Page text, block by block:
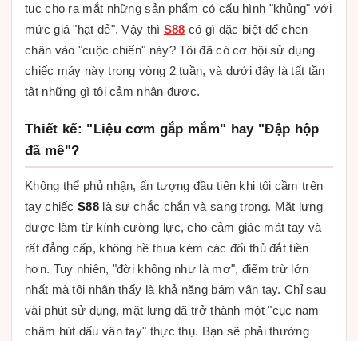
tục cho ra mắt những sản phẩm có cấu hình "khủng" với
mức giá "hạt dẻ". Vậy thì S88 có gì đặc biệt để chen
chân vào "cuộc chiến" này? Tôi đã có cơ hội sử dụng
chiếc máy này trong vòng 2 tuần, và dưới đây là tất tần
tật những gì tôi cảm nhận được.
Thiết kế: "Liệu cơm gắp mắm" hay "Đập hộp
đã mê"?
Không thể phủ nhận, ấn tượng đầu tiên khi tôi cầm trên
tay chiếc S88là sự chắc chắn và sang trọng. Mặt lưng
được làm từ kính cường lực, cho cảm giác mát tay và
rất đẳng cấp, không hề thua kém các đối thủ đắt tiền
hơn. Tuy nhiên, "đời không như là mơ", điểm trừ lớn
nhất mà tôi nhận thấy là khả năng bám vân tay. Chỉ sau
vài phút sử dụng, mặt lưng đã trở thành một "cục nam
châm hút dấu vân tay" thực thụ. Bạn sẽ phải thường